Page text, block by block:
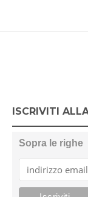
ISCRIVITI
Sopra le righe